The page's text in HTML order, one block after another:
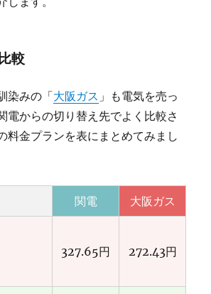
較
染みの「大阪ガス 」も電気を売っ
電からの切り替え先でよく比較さ
料金プランを表にまとめてみまし
関電 大阪ガス
327.65円 272.43円